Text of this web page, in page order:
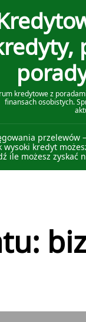
kredytowe z
finansach osobistych.
przelewów
kredyt
ile możesz zyskać